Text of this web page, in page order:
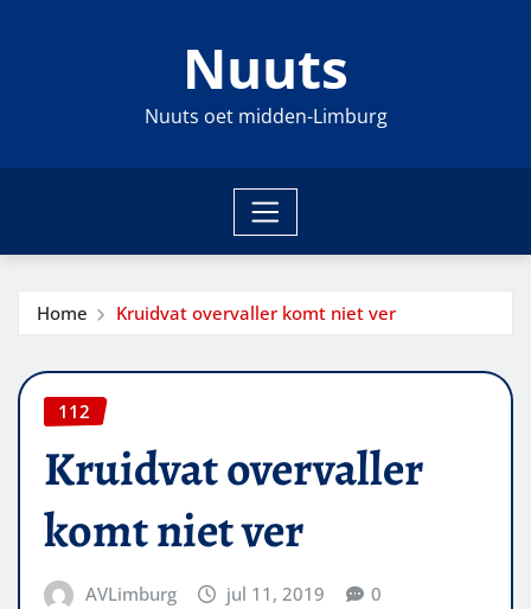
Nuuts
Nuuts oet midden-Limburg
Home Kruidvat overvaller komt niet ver
112
Kruidvat overvaller
komt niet ver
AVLimburg jul 11, 2019 0